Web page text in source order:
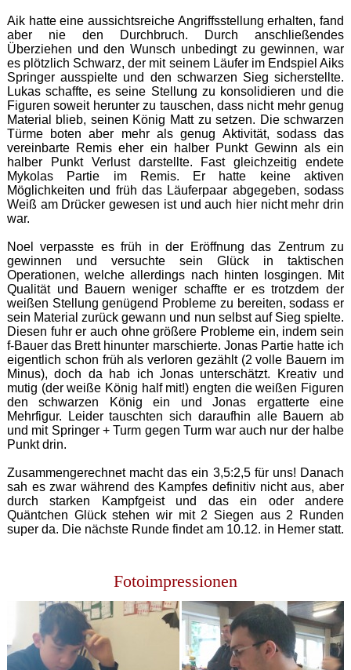
Aik hatte eine aussichtsreiche Angriffsstellung erhalten, fand
aber nie den Durchbruch. Durch anschließendes
Überziehen und den Wunsch unbedingt zu gewinnen, war
es plötzlich Schwarz, der mit seinem Läufer im Endspiel Aiks
Springer ausspielte und den schwarzen Sieg sicherstellte.
Lukas schaffte, es seine Stellung zu konsolidieren und die
Figuren soweit herunter zu tauschen, dass nicht mehr genug
Material blieb, seinen König Matt zu setzen. Die schwarzen
Türme boten aber mehr als genug Aktivität, sodass das
vereinbarte Remis eher ein halber Punkt Gewinn als ein
halber Punkt Verlust darstellte. Fast gleichzeitig endete
Mykolas Partie im Remis. Er hatte keine aktiven
Möglichkeiten und früh das Läuferpaar abgegeben, sodass
Weiß am Drücker gewesen ist und auch hier nicht mehr drin
war.
Noel verpasste es früh in der Eröffnung das Zentrum zu
gewinnen und versuchte sein Glück in taktischen
Operationen, welche allerdings nach hinten losgingen. Mit
Qualität und Bauern weniger schaffte er es trotzdem der
weißen Stellung genügend Probleme zu bereiten, sodass er
sein Material zurück gewann und nun selbst auf Sieg spielte.
Diesen fuhr er auch ohne größere Probleme ein, indem sein
f-Bauer das Brett hinunter marschierte. Jonas Partie hatte ich
eigentlich schon früh als verloren gezählt (2 volle Bauern im
Minus), doch da hab ich Jonas unterschätzt. Kreativ und
mutig (der weiße König half mit!) engten die weißen Figuren
den schwarzen König ein und Jonas ergatterte eine
Mehrfigur. Leider tauschten sich daraufhin alle Bauern ab
und mit Springer + Turm gegen Turm war auch nur der halbe
Punkt drin.
Zusammengerechnet macht das ein 3,5:2,5 für uns! Danach
sah es zwar während des Kampfes definitiv nicht aus, aber
durch starken Kampfgeist und das ein oder andere
Quäntchen Glück stehen wir mit 2 Siegen aus 2 Runden
super da. Die nächste Runde findet am 10.12. in Hemer statt.
Fotoimpressionen